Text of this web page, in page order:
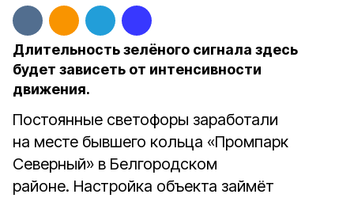
Длительность зелёного сигнала здесь
будет зависеть от интенсивности
движения.
Постоянные светофоры заработали
на месте бывшего кольца «Промпарк
Северный» в Белгородском
районе. Настройка объекта займёт